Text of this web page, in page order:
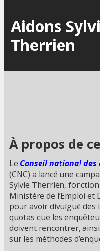
Aidons
Therrien
À propos de
Le Conseil national des
(CNC) a lancé une
Sylvie Therrien,
Ministère de l’Emploi et
pour avoir divulgué
quotas que les
doivent rencontrer,
sur les méthodes